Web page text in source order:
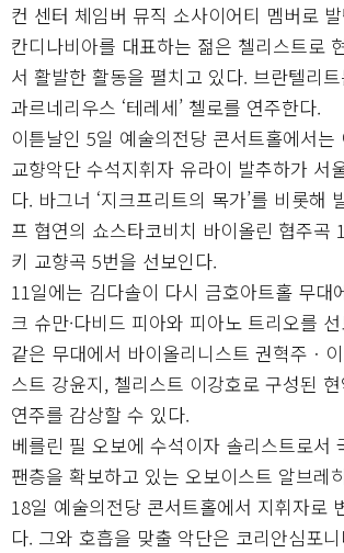
컨 센터 체임버 뮤직 소사이어티 멤버로
칸디나비아를 대표하는 젊은 첼리스트로
서 활발한 활동을 펼치고 있다. 브란텔리
과르네리우스 ‘테레세’ 첼로를 연주한다.
이튿날인 5일 예술의전당 콘서트홀에서는
교향악단 수석지휘자 유라이 발추하가 서
다. 바그너 ‘지크프리트의 목가’를 비롯해
프 협연의 쇼스타코비치 바이올린 협주곡
키 교향곡 5번을 선보인다.
11일에는 김다솔이 다시 금호아트홀 무대
크 슈만·다비드 피아와 피아노 트리오를
같은 무대에서 바이올리니스트 권혁주ㆍ
스트 강윤지, 첼리스트 이강호로 구성된
연주를 감상할 수 있다.
베를린 필 오보에 수석이자 솔리스트로서
팬층을 확보하고 있는 오보이스트 알브레
18일 예술의전당 콘서트홀에서 지휘자로
다. 그와 호흡을 맞출 악단은 코리안심포